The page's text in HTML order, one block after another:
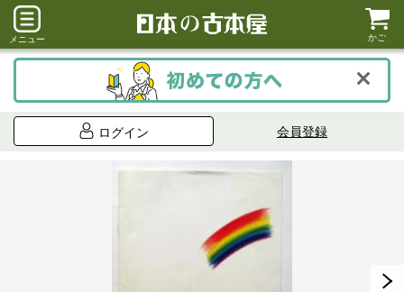
メニュー かご
ログイン 会員登録